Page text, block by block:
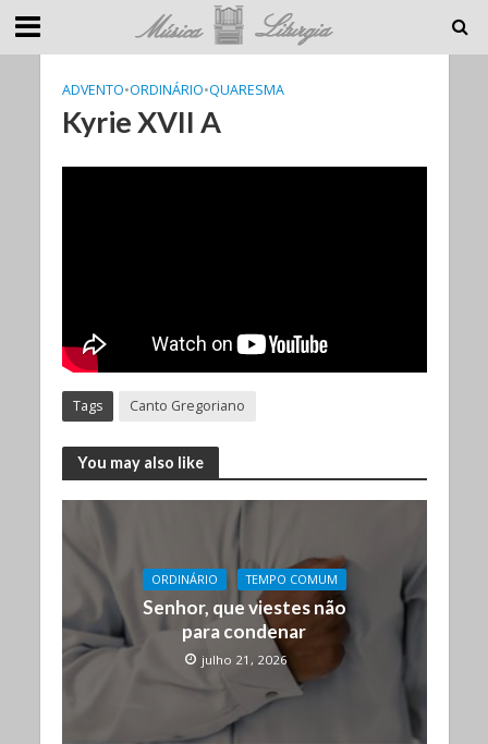
ADVENTO•ORDINÁRIO•QUARESMA
Kyrie XVII A
Tags Canto Gregoriano
You may also like
ORDINÁRIO TEMPO COMUM
Senhor, que viestes não
para condenar
julho 21, 2026